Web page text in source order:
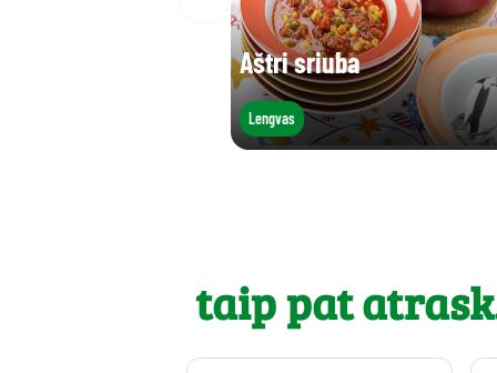
Aštri sriuba
Lengvas
taip pat